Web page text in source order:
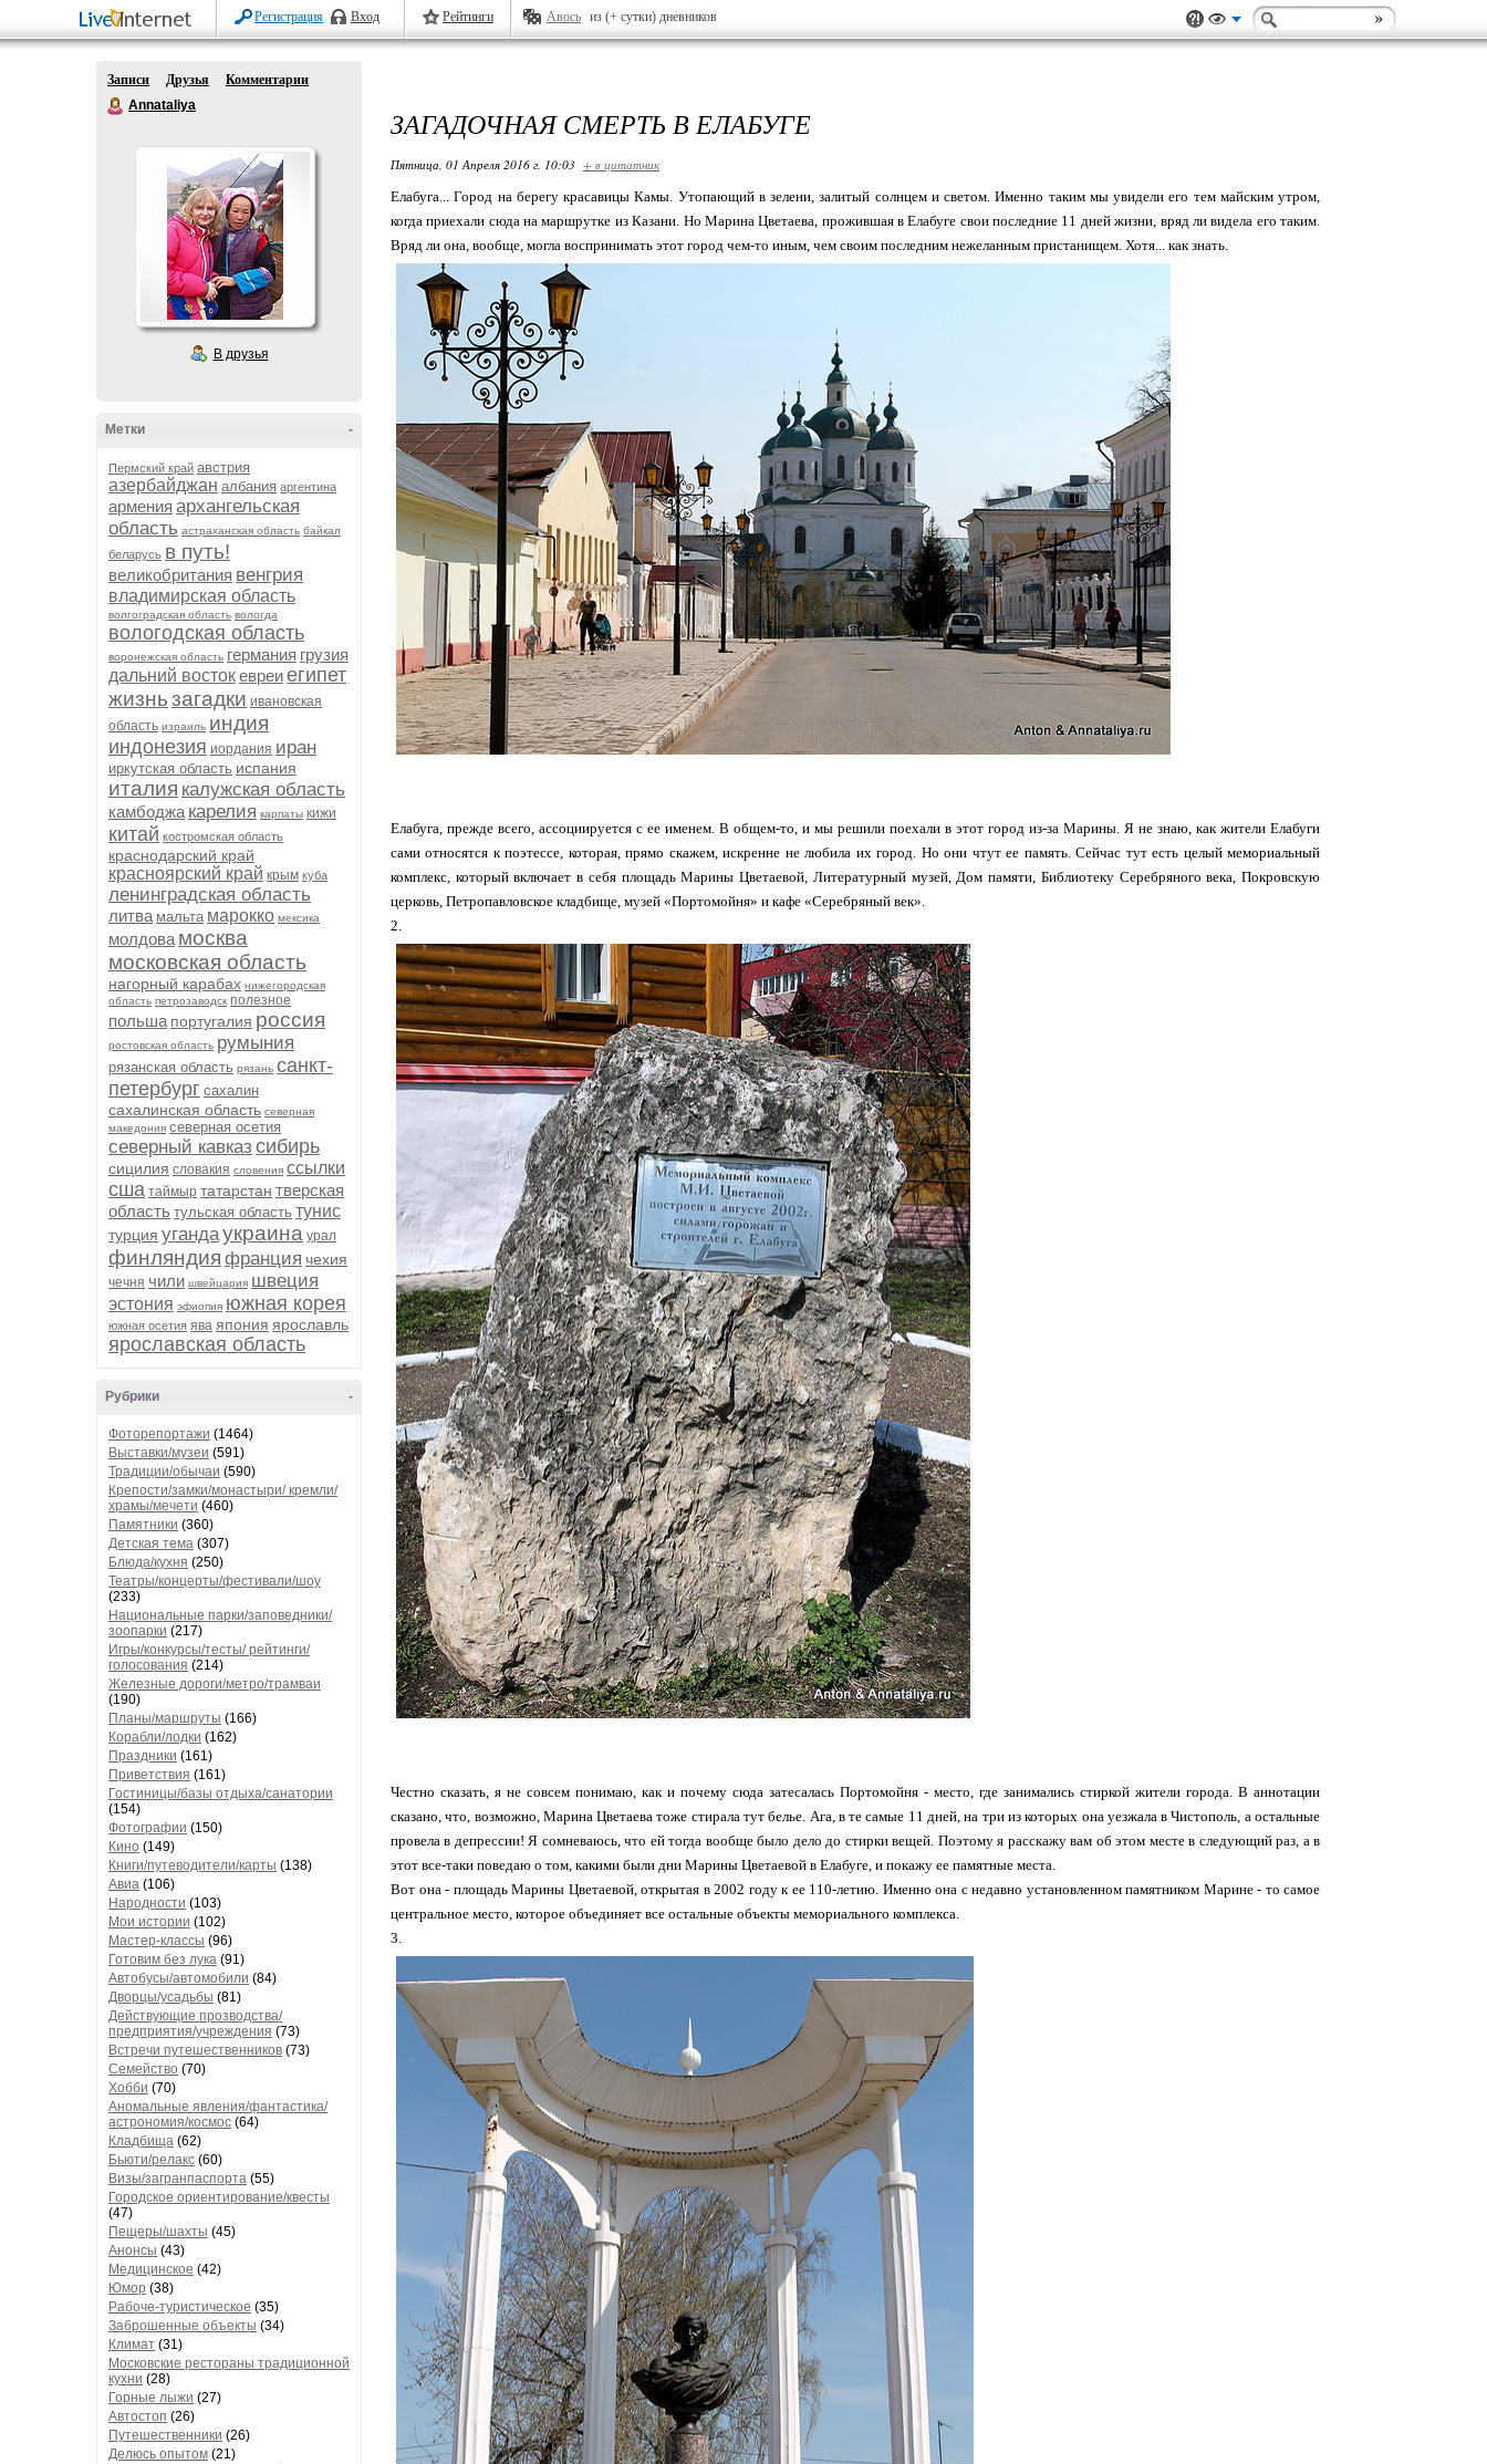
Регистрация Вход Рейтинги Авось из (+ сутки) дневников
Записи Друзья
Комментарии
Annataliya
В друзья
-
Метки
Пермский край австрия
азербайджан албания аргентина
армения архангельская
область астраханская область байкал
беларусь в путь!
великобритания венгрия
владимирская область
волгоградская область вологда
вологодская область
воронежская область германия грузия
дальний востокевреиегипет
жизньзагадки ивановская
область израиль индия
индонезия иордания иран
иркутская область испания
италия калужская область
камбоджа карелия карпаты кижи
китай костромская область
краснодарский край
красноярский край крым куба
ленинградская область
литва мальта марокко мексика
молдова москва
московская область
нагорный карабах нижегородская
область петрозаводск полезное
польша португалия россия
ростовская область румыния
рязанская область рязань санкт-
петербург сахалин
сахалинская область северная
македония северная осетия
северный кавказ сибирь
сицилия словакия словения ссылки
сша таймыр татарстан тверская
область тульская область тунис
турция угандаукраина урал
финляндия франция чехия
чечня чили швейцария швеция
эстония эфиопия южная корея
южная осетия ява япония ярославль
ярославская область
-
Рубрики
Фоторепортажи (1464)
Выставки/музеи (591)
Традиции/обычаи (590)
Крепости/замки/монастыри/ кремли/
храмы/мечети (460)
Памятники (360)
Детская тема (307)
Блюда/кухня (250)
Театры/концерты/фестивали/шоу
(233)
Национальные парки/заповедники/
зоопарки (217)
Игры/конкурсы/тесты/ рейтинги/
голосования (214)
Железные дороги/метро/трамваи
(190)
Планы/маршруты (166)
Корабли/лодки (162)
Праздники (161)
Приветствия (161)
Гостиницы/базы отдыха/санатории
(154)
Фотографии (150)
Кино (149)
Книги/путеводители/карты (138)
Авиа (106)
Народности (103)
Мои истории (102)
Мастер-классы (96)
Готовим без лука (91)
Автобусы/автомобили (84)
Дворцы/усадьбы (81)
Действующие прозводства/
предприятия/учреждения (73)
Встречи путешественников (73)
Семейство (70)
Хобби (70)
Аномальные явления/фантастика/
астрономия/космос (64)
Кладбища (62)
Бьюти/релакс (60)
Визы/загранпаспорта (55)
Городское ориентирование/квесты
(47)
Пещеры/шахты (45)
Анонсы (43)
Медицинское (42)
Юмор (38)
Рабоче-туристическое (35)
Заброшенные объекты (34)
Климат (31)
Московские рестораны традиционной
кухни (28)
Горные лыжи (27)
Автостоп (26)
Путешественники (26)
Делюсь опытом (21)
ЗАГАДОЧНАЯ СМЕРТЬ В ЕЛАБУГЕ
Пятница, 01 Апреля 2016 г. 10:03 + в цитатник
Елабуга... Город на берегу красавицы Камы. Утопающий в зелени, залитый солнцем и светом. Именно таким мы увидели его тем майским утром,
когда приехали сюда на маршрутке из Казани. Но Марина Цветаева, прожившая в Елабуге свои последние 11 дней жизни, вряд ли видела его таким.
Вряд ли она, вообще, могла воспринимать этот город чем-то иным, чем своим последним нежеланным пристанищем. Хотя... как знать.
Елабуга, прежде всего, ассоциируется с ее именем. В общем-то, и мы решили поехали в этот город из-за Марины. Я не знаю, как жители Елабуги
сами относятся к поэтессе, которая, прямо скажем, искренне не любила их город. Но они чтут ее память. Сейчас тут есть целый мемориальный
комплекс, который включает в себя площадь Марины Цветаевой, Литературный музей, Дом памяти, Библиотеку Серебряного века, Покровскую
церковь, Петропавловское кладбище, музей «Портомойня» и кафе «Серебряный век».
2.
Честно сказать, я не совсем понимаю, как и почему сюда затесалась Портомойня - место, где занимались стиркой жители города. В аннотации
сказано, что, возможно, Марина Цветаева тоже стирала тут белье. Ага, в те самые 11 дней, на три из которых она уезжала в Чистополь, а остальные
провела в депрессии! Я сомневаюсь, что ей тогда вообще было дело до стирки вещей. Поэтому я расскажу вам об этом месте в следующий раз, а в
этот все-таки поведаю о том, какими были дни Марины Цветаевой в Елабуге, и покажу ее памятные места.
Вот она - площадь Марины Цветаевой, открытая в 2002 году к ее 110-летию. Именно она с недавно установленном памятником Марине - то самое
центральное место, которое объединяет все остальные объекты мемориального комплекса.
3.